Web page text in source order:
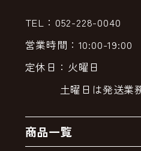
TEL：052-228-0040
営業時間：10:00-19:00
定休日：火曜日
土曜日は発送業
商品一覧